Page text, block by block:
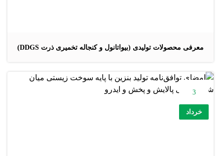
معرفی محصولات تولیدی (بیواتانول و کنجاله تخمیری ذرت DDGS)
3
خرداد